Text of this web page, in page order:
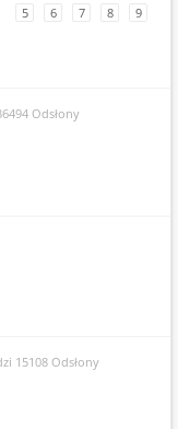
5 6 7 8 9
Odsłony
15108 Odsłony